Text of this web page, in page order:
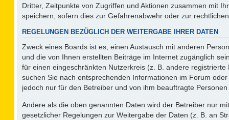
Dritter, Zeitpunkte von Zugriffen und Aktionen zusammen mit
speichern, sofern dies zur Gefahrenabwehr oder zur
REGELUNGEN BEZÜGLICH DER WEITERGABE IHRER DATEN
Zweck eines Boards ist es, einen Austausch mit anderen
und die von Ihnen erstellten Beiträge im Internet zugänglich
für einen eingeschränkten Nutzerkreis (z. B. andere
suchen Sie nach entsprechenden Informationen im Forum
jedoch nur für den Betreiber und von ihm beauftragte
Andere als die oben genannten Daten wird der Betreiber nur
gesetzlicher Regelungen zur Weitergabe der Daten (z. B. an